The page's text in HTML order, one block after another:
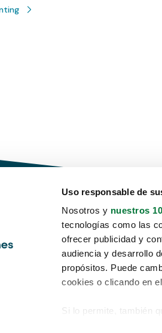
Uso responsable de
Nosotros y nuestros
tecnologías como las
ofrecer publicidad y
audiencia y desarrollo
propósitos. Puede
cookies o clicando en
Si lo permite, también
tu futuro,
movilidad